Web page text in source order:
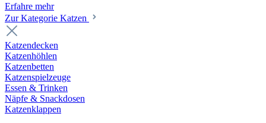
Erfahre mehr
Zur Kategorie Katzen
Katzendecken
Katzenhöhlen
Katzenbetten
Katzenspielzeuge
Essen & Trinken
Näpfe & Snackdosen
Katzenklappen